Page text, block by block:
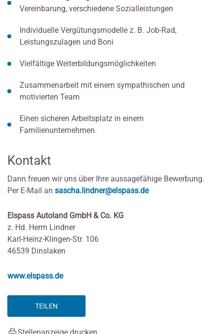
Vereinbarung, verschiedene Sozialleistungen
Individuelle Vergütungsmodelle z. B. Job-Rad,
Leistungszulagen und Boni
Vielfältige Weiterbildungsmöglichkeiten
Zusammenarbeit mit einem sympathischen und
motivierten Team
Einen sicheren Arbeitsplatz in einem
Familienunternehmen.
Kontakt
Dann freuen wir uns über Ihre aussagefähige Bewerbung.
Per E-Mail an sascha.lindner@elspass.de
Elspass Autoland GmbH & Co. KG
z. Hd. Herrn Lindner
Karl-Heinz-Klingen-Str. 106
46539 Dinslaken
www.elspass.de
TEILEN